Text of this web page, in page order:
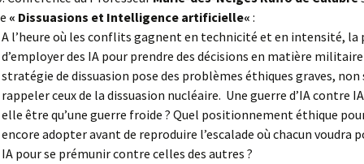
« Dissuasions et Intelligence artificielle« :
A l’heure où les conflits gagnent en technicité et en intensité, la
d’employer des IA pour prendre des décisions en matière
stratégie de dissuasion pose des problèmes éthiques graves, non
rappeler ceux de la dissuasion nucléaire. Une guerre d’IA contre
elle être qu’une guerre froide ? Quel positionnement éthique
encore adopter avant de reproduire l’escalade où chacun voudra
IA pour se prémunir contre celles des autres ?